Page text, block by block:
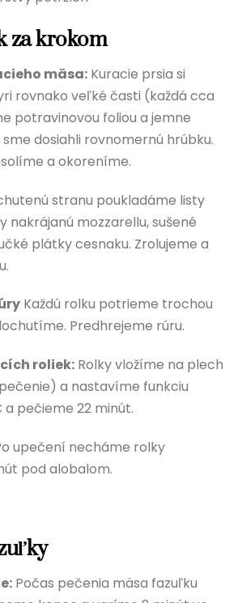
za krokom
mäsa: Kuracie prsia si
rovnako veľké časti (každá cca
potravinovou foliou a jemne
dosiahli rovnomernú hrúbku.
a okoreníme.
stranu poukladáme listy
nakrájanú mozzarellu, sušené
plátky cesnaku. Zrolujeme a
Každú rolku potrieme trochou
Predhrejeme rúru.
roliek: Rolky vložíme na plech
a nastavíme funkciu
a pečieme 22 minút.
upečení necháme rolky
pod alobalom.
Počas pečenia mäsa fazuľku